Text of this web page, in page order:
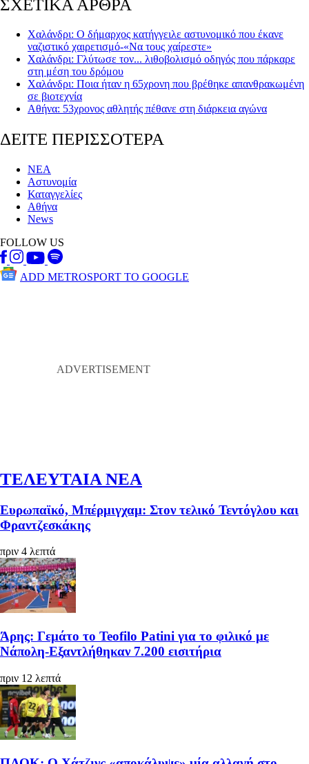
ΣΧΕΤΙΚΑ ΑΡΘΡΑ
Χαλάνδρι: Ο δήμαρχος κατήγγειλε αστυνομικό που έκανε
ναζιστικό χαιρετισμό-«Να τους χαίρεστε»
Χαλάνδρι: Γλύτωσε τον... λιθοβολισμό οδηγός που πάρκαρε
στη μέση του δρόμου
Χαλάνδρι: Ποια ήταν η 65χρονη που βρέθηκε απανθρακωμένη
σε βιοτεχνία
Αθήνα: 53χρονος αθλητής πέθανε στη διάρκεια αγώνα
ΔΕΙΤΕ ΠΕΡΙΣΣΟΤΕΡΑ
ΝΕΑ
Αστυνομία
Καταγγελίες
Αθήνα
News
FOLLOW US
ADD METROSPORT TO GOOGLE
ΤΕΛΕΥΤΑΙΑ ΝΕΑ
Ευρωπαϊκό, Μπέρμιγχαμ: Στον τελικό Τεντόγλου και
Φραντζεσκάκης
πριν 4 λεπτά
Άρης: Γεμάτο το Teofilo Patini για το φιλικό με
Νάπολη-Εξαντλήθηκαν 7.200 εισιτήρια
πριν 12 λεπτά